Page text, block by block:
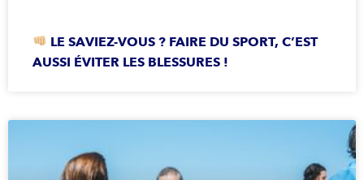
LE SAVIEZ-VOUS ? FAIRE DU SPORT, C’EST
AUSSI ÉVITER LES BLESSURES !